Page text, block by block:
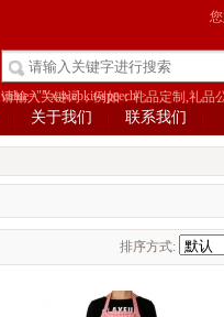
value="" x-webkit-speech/>
请输入关键词，例如：礼品定制,礼
关于我们 联系我们
排序方式: